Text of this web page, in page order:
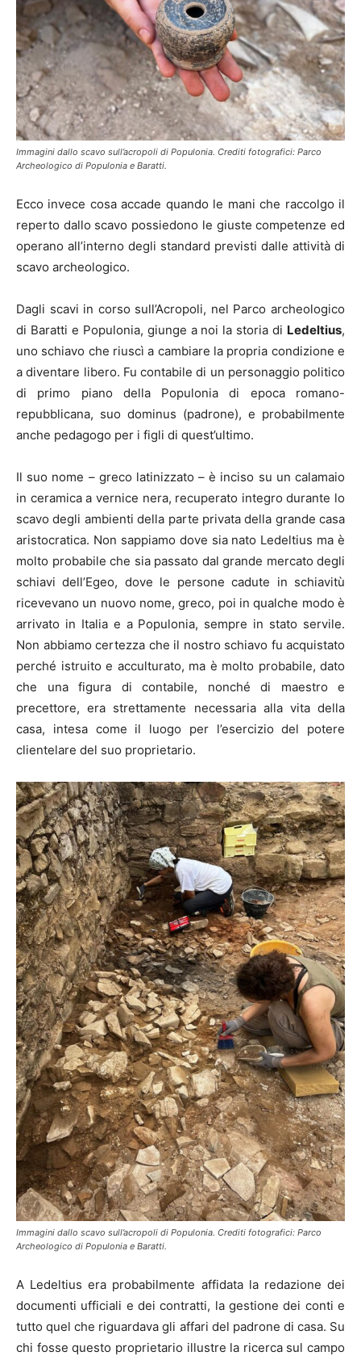
Immagini dallo scavo sull’acropoli di Populonia. Crediti fotografici: Parco
Archeologico di Populonia e Baratti.
Ecco invece cosa accade quando le mani che raccolgo il
reperto dallo scavo possiedono le giuste competenze ed
operano all’interno degli standard previsti dalle attività di
scavo archeologico.
Dagli scavi in corso sull’Acropoli, nel Parco archeologico
di Baratti e Populonia, giunge a noi la storia di Ledeltius,
uno schiavo che riuscì a cambiare la propria condizione e
a diventare libero. Fu contabile di un personaggio politico
di primo piano della Populonia di epoca romano-
repubblicana, suo dominus (padrone), e probabilmente
anche pedagogo per i figli di quest’ultimo.
Il suo nome – greco latinizzato – è inciso su un calamaio
in ceramica a vernice nera, recuperato integro durante lo
scavo degli ambienti della parte privata della grande casa
aristocratica. Non sappiamo dove sia nato Ledeltius ma è
molto probabile che sia passato dal grande mercato degli
schiavi dell’Egeo, dove le persone cadute in schiavitù
ricevevano un nuovo nome, greco, poi in qualche modo è
arrivato in Italia e a Populonia, sempre in stato servile.
Non abbiamo certezza che il nostro schiavo fu acquistato
perché istruito e acculturato, ma è molto probabile, dato
che una figura di contabile, nonché di maestro e
precettore, era strettamente necessaria alla vita della
casa, intesa come il luogo per l’esercizio del potere
clientelare del suo proprietario.
Immagini dallo scavo sull’acropoli di Populonia. Crediti fotografici: Parco
Archeologico di Populonia e Baratti.
A Ledeltius era probabilmente affidata la redazione dei
documenti ufficiali e dei contratti, la gestione dei conti e
tutto quel che riguardava gli affari del padrone di casa. Su
chi fosse questo proprietario illustre la ricerca sul campo